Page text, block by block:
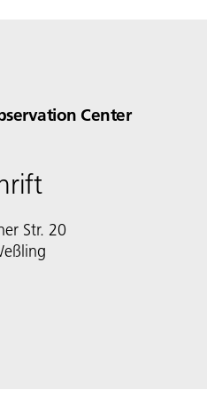
Center
Str. 20